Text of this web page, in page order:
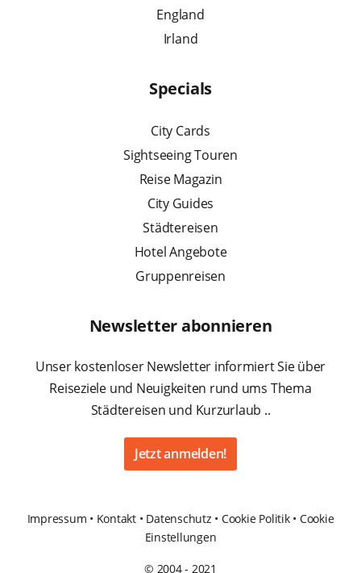
England
Irland
Specials
City Cards
Sightseeing Touren
Reise Magazin
City Guides
Städtereisen
Hotel Angebote
Gruppenreisen
Newsletter abonnieren
Unser kostenloser Newsletter informiert Sie über
Reiseziele und Neuigkeiten rund ums Thema
Städtereisen und Kurzurlaub ..
Jetzt anmelden!
Impressum • Kontakt • Datenschutz • Cookie Politik• Cookie
Einstellungen
© 2004 - 2021